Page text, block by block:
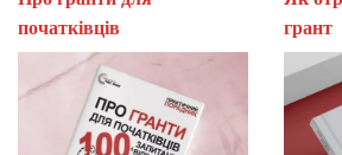
початківців